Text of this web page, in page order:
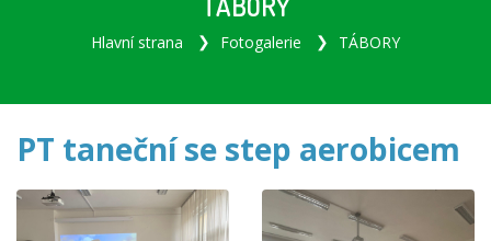
Hlavní strana Fotogalerie TÁBORY
PT taneční se step aerobicem